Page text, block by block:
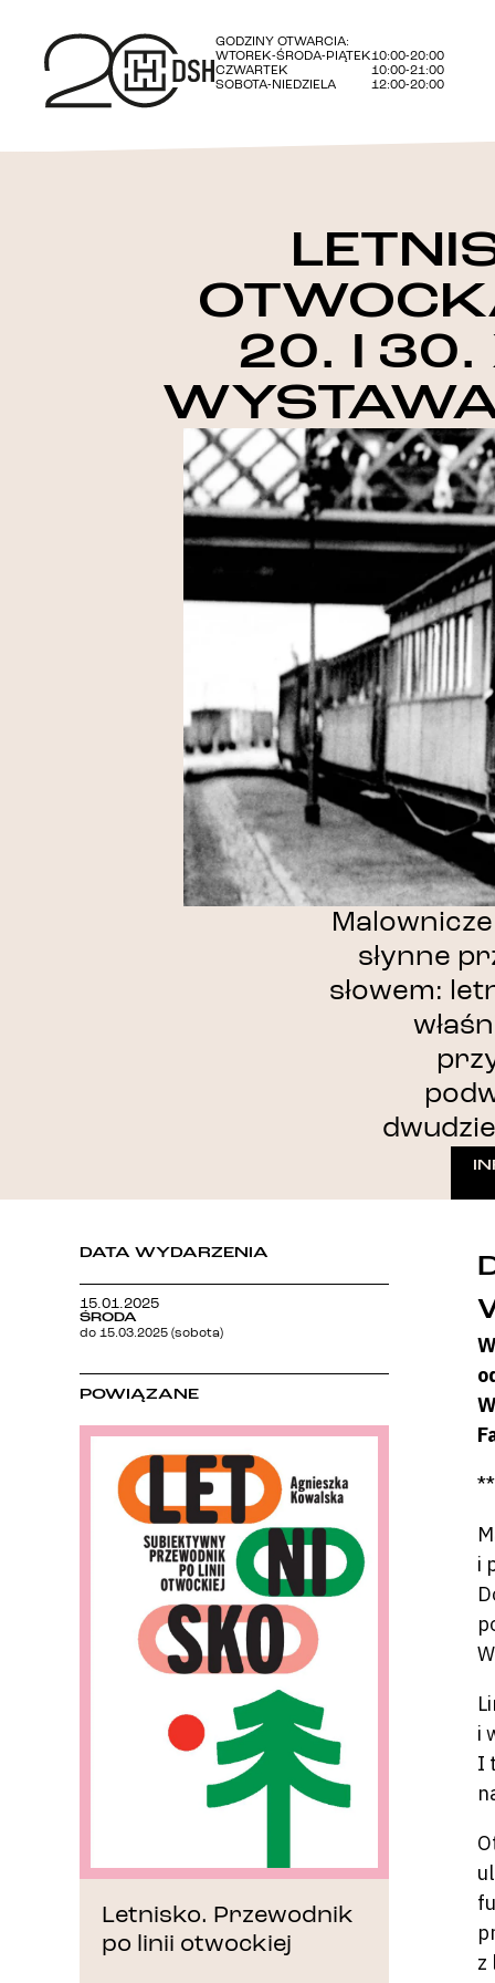
GODZINY OTWARCIA:
WTOREK-ŚRODA-PIĄTEK10:00-20:00
CZWARTEK
10:00-21:00
SOBOTA-NIEDZIELA
12:00-20:00
20. I 30.
słynne
słowem:
DATA WYDARZENIA
15.01.2025
ŚRODA
do 15.03.2025 (sobota)
POWIĄZANE
Letnisko. Przewodnik
po linii otwockiej
i
i
I
z